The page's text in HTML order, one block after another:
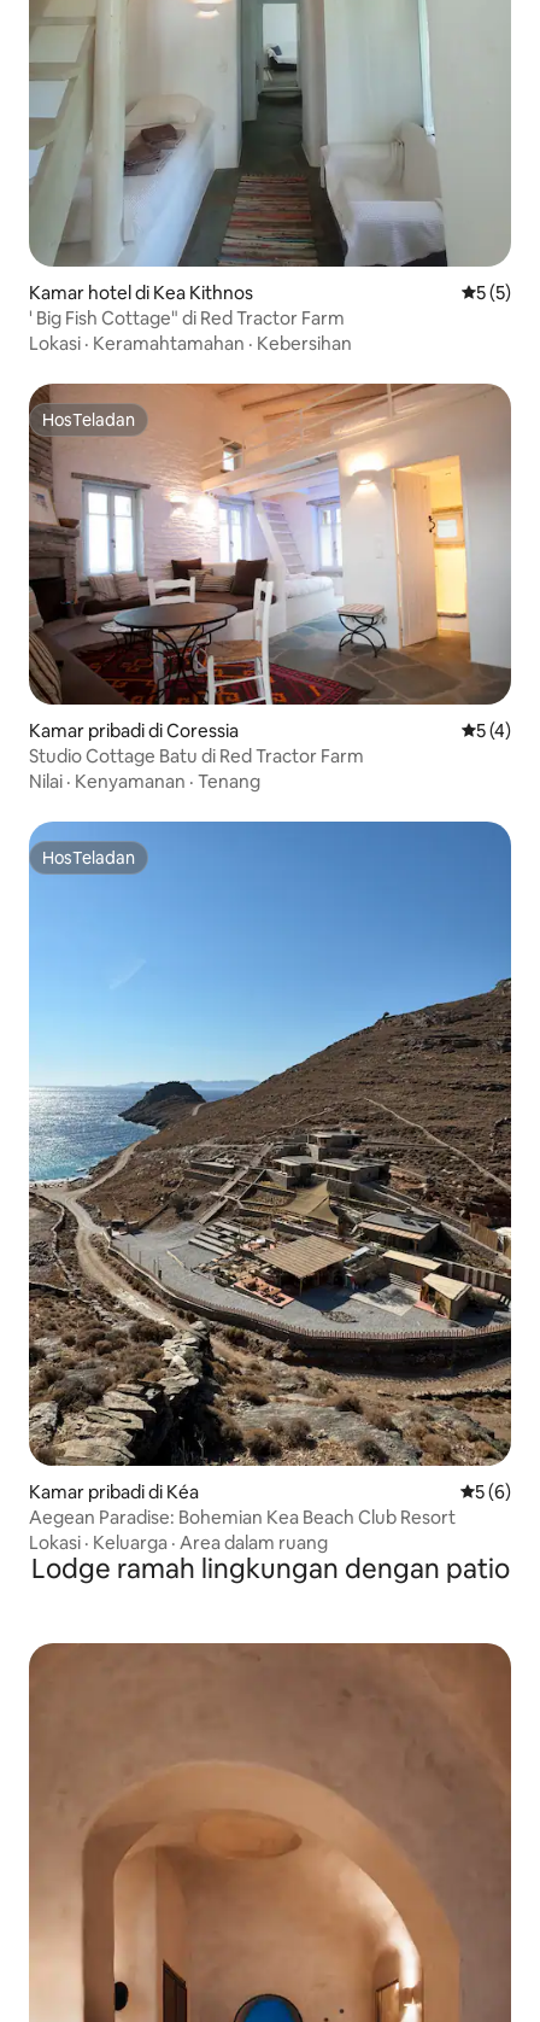
Kamar hotel di Kea Kithnos Nilai
5 (5)
' Big Fish Cottage" di Red Tractor Farm
Lokasi · Keramahtamahan · Kebersihan
HosTeladan
HosTeladan
Kamar pribadi di Coressia Nilai
5 (4)
Studio Cottage Batu di Red Tractor Farm
Nilai · Kenyamanan · Tenang
HosTeladan
HosTeladan
Kamar pribadi di Kéa Nilai
5 (6)
Aegean Paradise: Bohemian Kea Beach Club Resort
Lokasi · Keluarga · Area dalam ruang
Lodge ramah lingkungan dengan patio